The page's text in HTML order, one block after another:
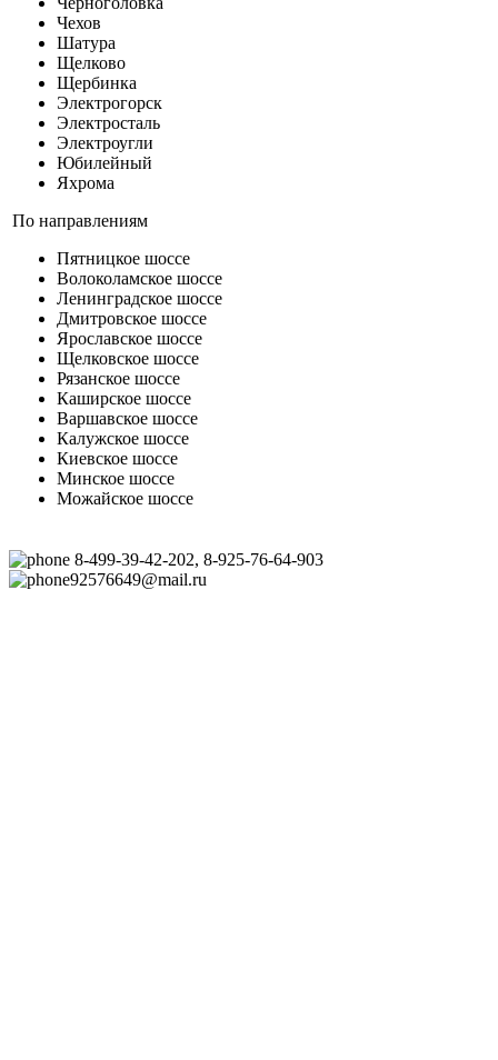
Чехов
Шатура
Щелково
Щербинка
Электрогорск
Электросталь
Электроугли
Юбилейный
Яхрома
По направлениям
Пятницкое шоссе
Волоколамское шоссе
Ленинградское шоссе
Дмитровское шоссе
Ярославское шоссе
Щелковское шоссе
Рязанское шоссе
Каширское шоссе
Варшавское шоссе
Калужское шоссе
Киевское шоссе
Минское шоссе
Можайское шоссе
8-499-39-42-202, 8-925-76-64-903
92576649@mail.ru